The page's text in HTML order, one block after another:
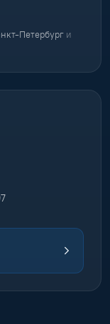
Петербург и